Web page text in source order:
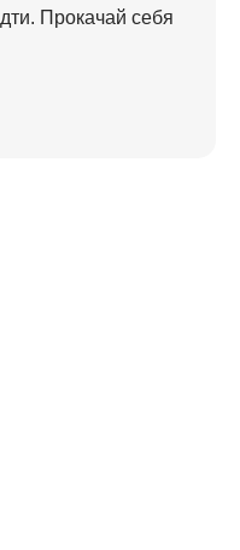
Прокачай себя